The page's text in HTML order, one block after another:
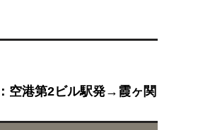
空港第2ビル駅発→霞ヶ関